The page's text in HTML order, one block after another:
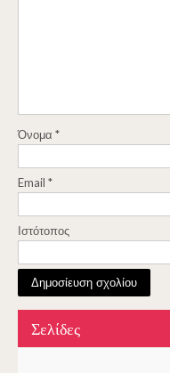
Όνομα *
Email *
Ιστότοπος
Σελίδες